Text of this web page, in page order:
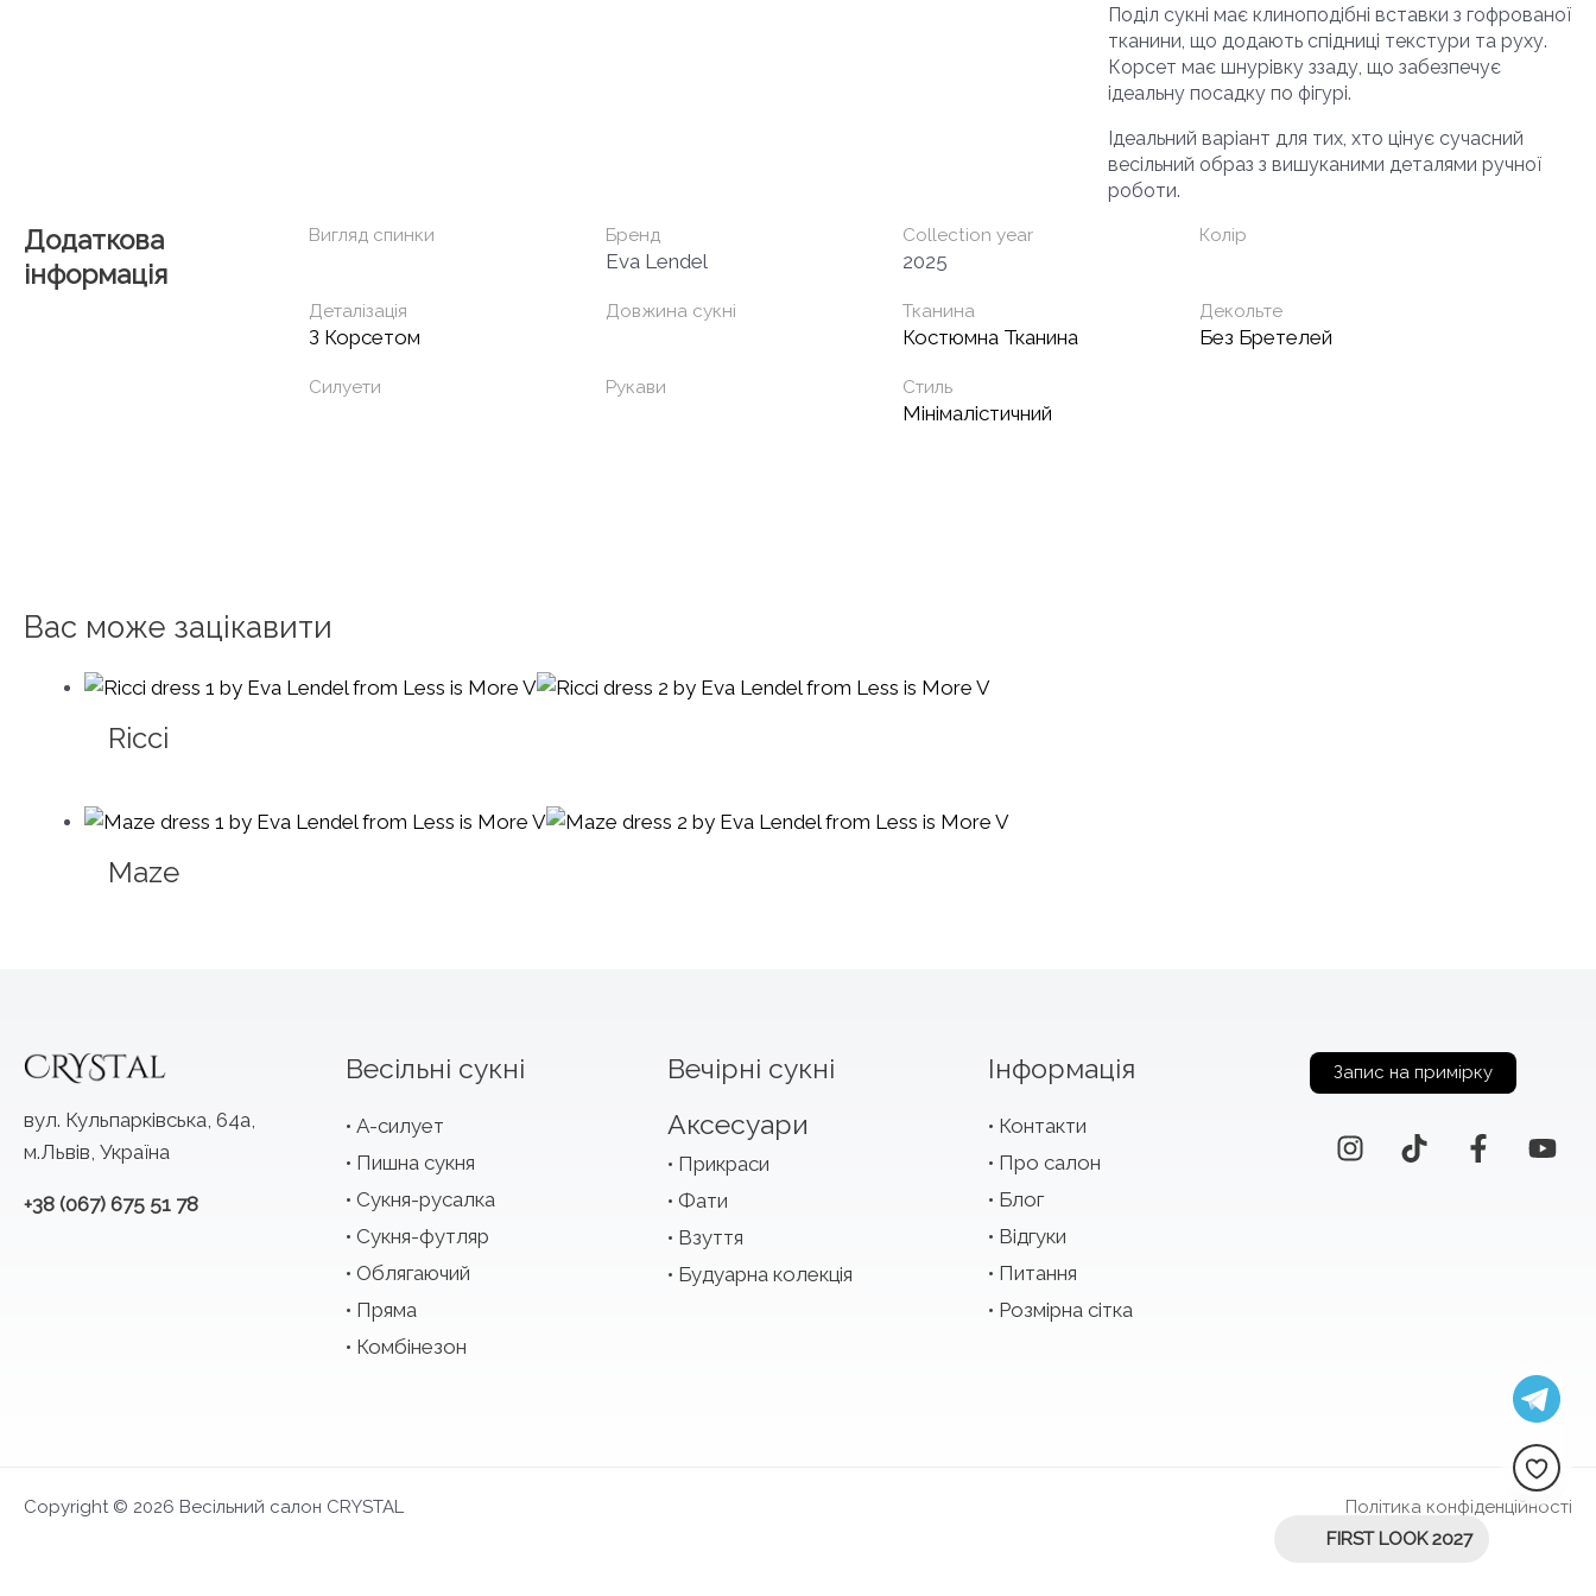
Поділ сукні має клиноподібні вставки з гофрованої
тканини, що додають спідниці текстури та руху.
Корсет має шнурівку ззаду, що забезпечує
ідеальну посадку по фігурі.
Ідеальний варіант для тих, хто цінує сучасний
весільний образ з вишуканими деталями ручної
роботи.
Додаткова
інформація
Вигляд спинки Бренд
Eva Lendel
Collection year
2025
Колір
Деталізація
З Корсетом
Довжина сукні Тканина
Костюмна Тканина
Декольте
Без Бретелей
Силуети Рукави Стиль
Мінімалістичний
Вас може зацікавити
Ricci
Maze
вул. Кульпарківська, 64а,
м.Львів, Україна
+38 (067) 675 51 78
Весільні сукні
А-силует
Пишна сукня
Сукня-русалка
Сукня-футляр
Облягаючий
Пряма
Комбінезон
Вечірні сукні
Аксесуари
Прикраси
Фати
Взуття
Будуарна колекція
Інформація
Контакти
Про салон
Блог
Відгуки
Питання
Розмірна сітка
Запис на примірку
Copyright © 2026 Весільний салон CRYSTAL
Політика конфіденційності
FIRST LOOK 2027